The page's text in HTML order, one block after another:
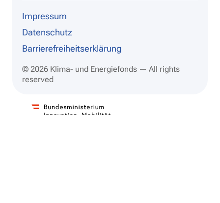
Impressum
Datenschutz
Barrierefreiheitserklärung
© 2026 Klima- und Energiefonds — All rights
reserved